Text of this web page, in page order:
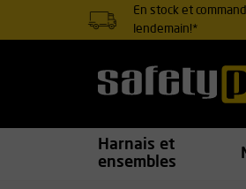
En stock et
lendemain!*
Harnais et
ensembles